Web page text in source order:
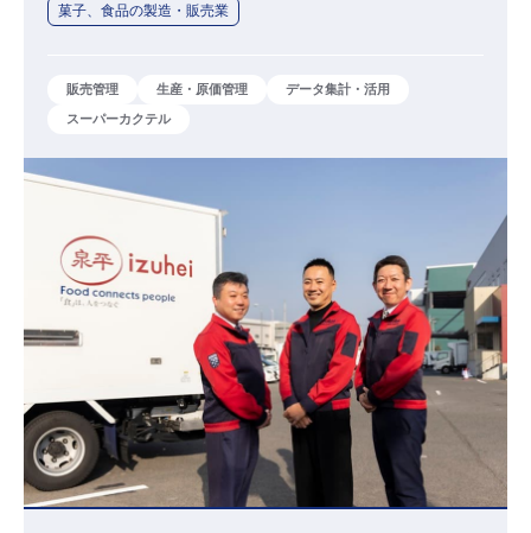
菓子、食品の製造・販売業
販売管理 生産・原価管理 データ集計・活用
スーパーカクテル